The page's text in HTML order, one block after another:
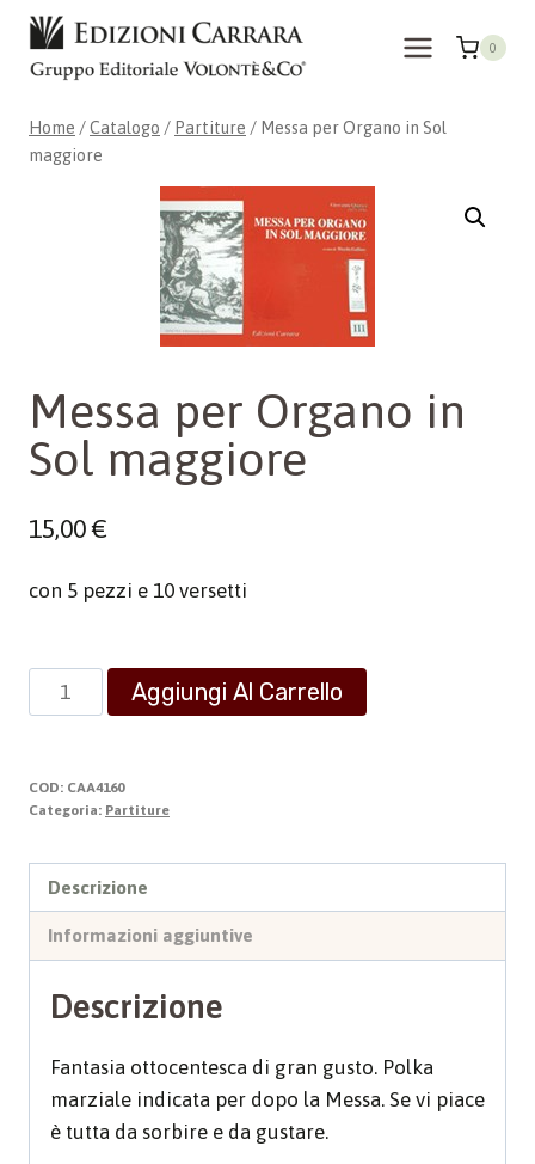
Salta
contenuto
0
Home /Catalogo / Partiture / Messa per Organo in Sol
maggiore
Messa per Organo in
Sol maggiore
15,00€
con 5 pezzi e 10 versetti
Messa
per
in
Sol
quantità
Aggiungi Al Carrello
COD: CAA4160
Categoria: Partiture
Descrizione
Informazioni aggiuntive
Descrizione
Fantasia ottocentesca di gran gusto. Polka
marziale indicata per dopo la Messa. Se vi piace
è tutta da sorbire e da gustare.